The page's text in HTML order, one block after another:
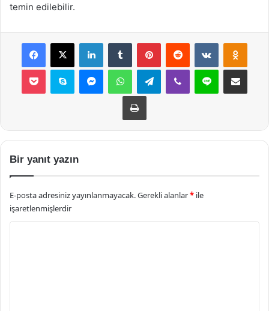
temin edilebilir.
Facebook
X LinkedInTumblr PinterestReddit VKontakte
Pocket Skype MessengerWhatsAppTelegramViber Line E-Posta ile
Yazdır
Bir yanıt yazın
E-posta adresiniz yayınlanmayacak.Gerekli alanlar* ile
işaretlenmişlerdir